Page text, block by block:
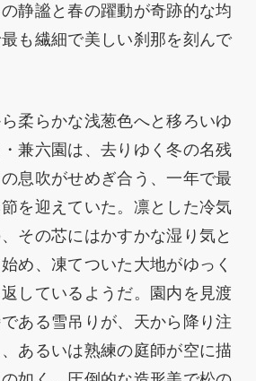
静謐と春の躍動が奇跡的な均
も繊細で美しい刹那を刻んで
柔らかな浅葱色へと移ろいゆ
兼六園は、去りゆく冬の名残
息吹がせめぎ合う、一年で最
を迎えていた。凛とした冷気
その芯にはかすかな湿り気と
め、凍てついた大地がゆっく
しているようだ。園内を見渡
ある雪吊りが、天から降り注
あるいは熟練の庭師が空に描